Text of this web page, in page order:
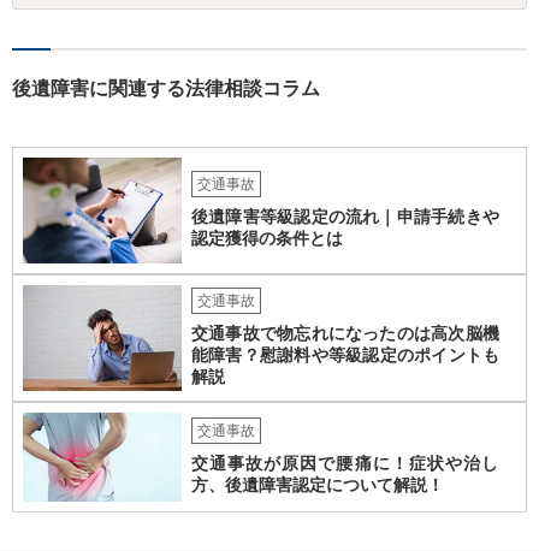
分かりませんが、資力に応じた対応をして行くほかありません。 訴訟
ャラクターの問題もあるので、どうすればよいのかという正解はあり
合によっては交渉を任せた方がいいかもしれません。
後遺障害に関連する法律相談コラム
交通事故
後遺障害等級認定の流れ｜申請手続きや
認定獲得の条件とは
交通事故
交通事故で物忘れになったのは高次脳機
能障害？慰謝料や等級認定のポイントも
解説
交通事故
交通事故が原因で腰痛に！症状や治し
方、後遺障害認定について解説！